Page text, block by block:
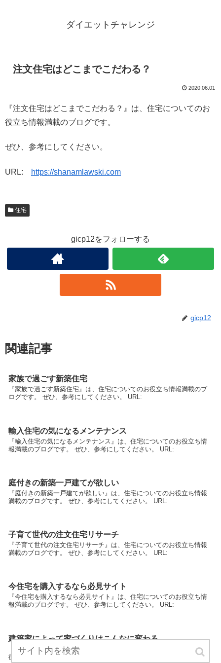
ダイエットチャレンジ
注文住宅はどこまでこだわる？
2020.06.01
『注文住宅はどこまでこだわる？』は、住宅についてのお
役立ち情報満載のブログです。
ぜひ、参考にしてください。
URL: https://shanamlawski.com
住宅
gicp12をフォローする
gicp12
関連記事
家族で過ごす新築住宅
『家族で過ごす新築住宅』は、住宅についてのお役立ち情報満載のブ
ログです。 ぜひ、参考にしてください。 URL:
輸入住宅の気になるメンテナンス
『輸入住宅の気になるメンテナンス』は、住宅についてのお役立ち情
報満載のブログです。 ぜひ、参考にしてください。 URL:
庭付きの新築一戸建てが欲しい
『庭付きの新築一戸建てが欲しい』は、住宅についてのお役立ち情報
満載のブログです。 ぜひ、参考にしてください。 URL:
子育て世代の注文住宅リサーチ
『子育て世代の注文住宅リサーチ』は、住宅についてのお役立ち情報
満載のブログです。 ぜひ、参考にしてください。 URL:
今住宅を購入するなら必見サイト
『今住宅を購入するなら必見サイト』は、住宅についてのお役立ち情
報満載のブログです。 ぜひ、参考にしてください。 URL:
建築家によって家づくりはこんなに変わる
『建築家によって家づくりはこんなに変わる』は、住宅についてのお
役立ち情報満載のブログです。 ぜひ、参考にしてください。 URL: